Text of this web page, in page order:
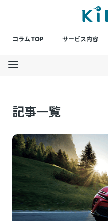
コラム TOP サービス内容
記事一覧